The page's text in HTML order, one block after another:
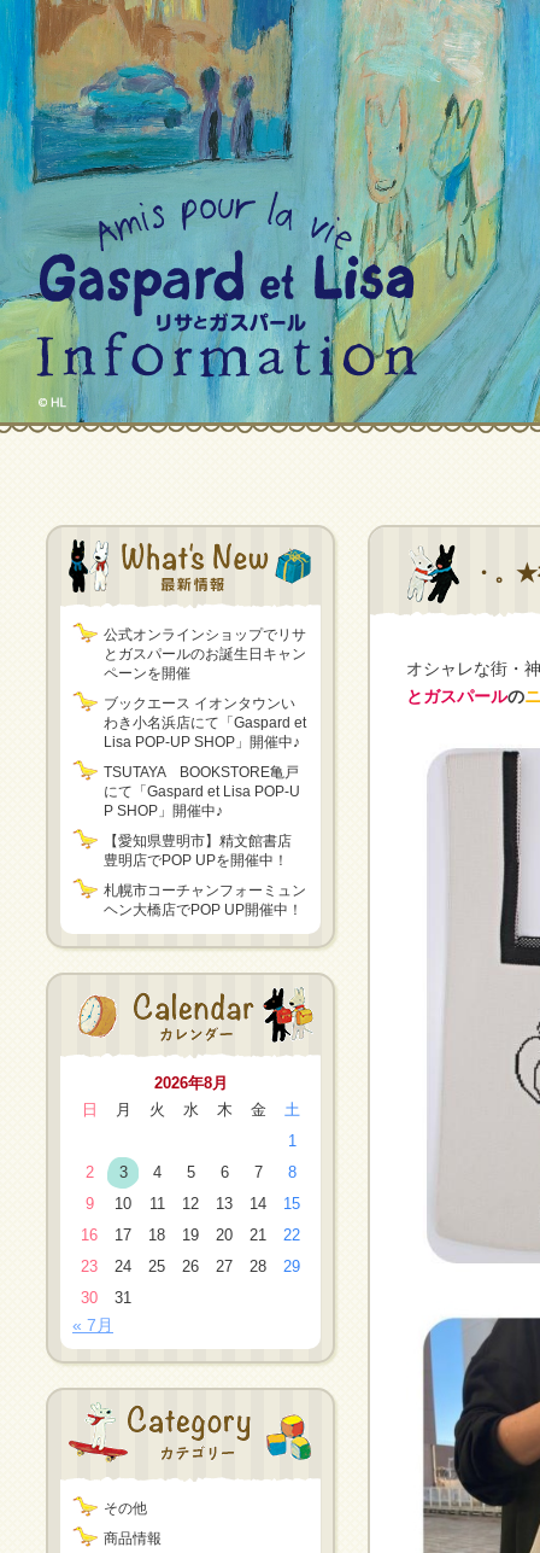
公式オンラインショップでリサ
とガスパールのお誕生日キャン
ペーンを開催
ブックエース イオンタウンい
わき小名浜店にて「Gaspard et
Lisa POP-UP SHOP」開催中♪
TSUTAYA BOOKSTORE亀戸
にて「Gaspard et Lisa POP-U
P SHOP」開催中♪
【愛知県豊明市】精文館書店
豊明店でPOP UPを開催中！
札幌市コーチャンフォーミュン
ヘン大橋店でPOP UP開催中！
2026年8月
日
月 火 水 木 金
土
1
2
3 4 5 6 7
8
9
10 11 12 13 14
15
16
17 18 19 20 21
22
23
24 25 26 27 28
29
30
31
« 7月
その他
商品情報
・。
オシャレな街・
とガスパールの